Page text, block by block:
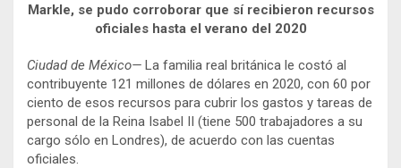
Markle, se pudo corroborar que sí recibieron recursos
oficiales hasta el verano del 2020
Ciudad de México— La familia real británica le costó al
contribuyente 121 millones de dólares en 2020, con 60 por
ciento de esos recursos para cubrir los gastos y tareas de
personal de la Reina Isabel II (tiene 500 trabajadores a su
cargo sólo en Londres), de acuerdo con las cuentas
oficiales.